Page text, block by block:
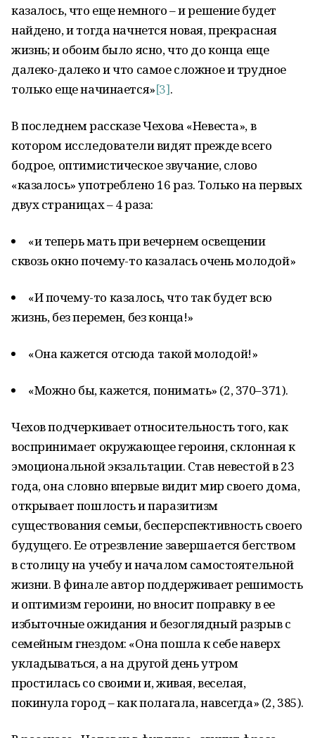
казалось, что еще немного – и решение будет
найдено, и тогда начнется новая, прекрасная
жизнь; и обоим было ясно, что до конца еще
далеко-далеко и что самое сложное и трудное
только еще начинается»[3].
В последнем рассказе Чехова «Невеста», в
котором исследователи видят прежде всего
бодрое, оптимистическое звучание, слово
«казалось» употреблено 16 раз. Только на первых
двух страницах – 4 раза:
«и теперь мать при вечернем освещении
сквозь окно почему-то казалась очень молодой»
«И почему-то казалось, что так будет всю
жизнь, без перемен, без конца!»
«Она кажется отсюда такой молодой!»
«Можно бы, кажется, понимать» (2, 370–371).
Чехов подчеркивает относительность того, как
воспринимает окружающее героиня, склонная к
эмоциональной экзальтации. Став невестой в 23
года, она словно впервые видит мир своего дома,
открывает пошлость и паразитизм
существования семьи, бесперспективность своего
будущего. Ее отрезвление завершается бегством
в столицу на учебу и началом самостоятельной
жизни. В финале автор поддерживает решимость
и оптимизм героини, но вносит поправку в ее
избыточные ожидания и безоглядный разрыв с
семейным гнездом: «Она пошла к себе наверх
укладываться, а на другой день утром
простилась со своими и, живая, веселая,
покинула город – как полагала, навсегда» (2, 385).